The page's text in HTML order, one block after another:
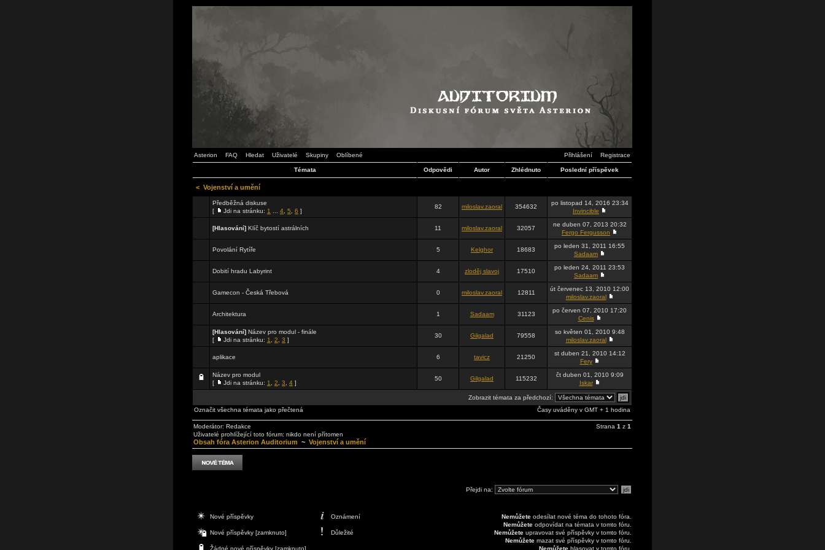
Asterion FAQ Hledat Uživatelé Skupiny Oblíbené Přihlášení Registrace
Témata Odpovědi Autor Zhlédnuto Poslední příspěvek
< Vojenství a umění
Předběžná diskuse
[
Jdi na stránku: 1 4 5 6 ]
82 miloslav.zaoral 354632
po listopad 14, 2016 23:34
Invincible
[Hlasování] Klíč bytostí astrálních 11 miloslav.zaoral 32057
ne duben 07, 2013 20:32
Fergo Fergusson
Povolání Rytíře 5 Kelghor 18683
po leden 31, 2011 16:55
Sadaam
Dobití hradu Labyrint 4 zloděj slavoj 17510
po leden 24, 2011 23:53
Sadaam
Gamecon - Česká Třebová 0 miloslav.zaoral 12811
út červenec 13, 2010 12:00
miloslav.zaoral
Architektura 1 Sadaam 31123
po červen 07, 2010 17:20
Cenis
[Hlasování] Název pro modul - finále
[
Jdi na stránku: 1 2 3 ]
30 Gilgalad 79558
so květen 01, 2010 9:48
miloslav.zaoral
aplikace 6 tavicz 21250
st duben 21, 2010 14:12
Fery
Název pro modul
[
Jdi na stránku: 1 2 3 4 ]
50 Gilgalad 115232
čt duben 01, 2010 9:09
Iskar
Zobrazit témata za předchozí:
Označit všechna témata jako přečtená
Časy uváděny v GMT + 1 hodina
Moderátor: Redakce
Uživatelé prohlížející toto fórum: nikdo není přítomen
Strana 1 z 1
Obsah fóra Asterion Auditorium ~ Vojenství a umění
Přejdi na:
Nové příspěvky Oznámení
Nové příspěvky [zamknuto] Důležité
Žádné nové příspěvky [zamknuto]
Nemůžete odesílat nové téma do tohoto fóra.
Nemůžete odpovídat na témata v tomto fóru.
Nemůžete upravovat své příspěvky v tomto fóru.
Nemůžete mazat své příspěvky v tomto fóru.
Nemůžete hlasovat v tomto fóru.